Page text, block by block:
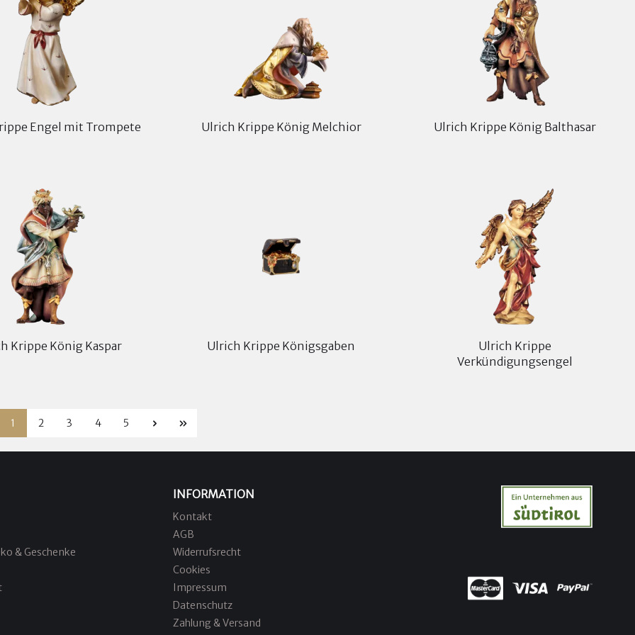
Engel mit Trompete Ulrich Krippe König Melchior Ulrich Krippe König Balthasar
Krippe König Kaspar Ulrich Krippe Königsgaben
Ulrich Krippe
Verkündigungsengel
1 2 3 4 5
& Geschenke
INFORMATION
Kontakt
AGB
Widerrufsrecht
Cookies
Impressum
Datenschutz
Zahlung & Versand